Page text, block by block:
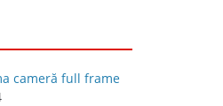
cameră full frame